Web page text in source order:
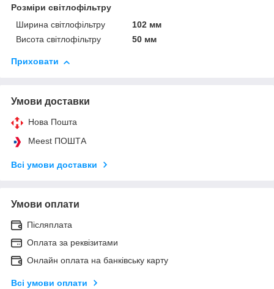
Розміри світлофільтру
Ширина світлофільтру
102 мм
Висота світлофільтру
50 мм
Приховати
Умови доставки
Нова Пошта
Meest ПОШТА
Всі умови доставки
Умови оплати
Післяплата
Оплата за реквізитами
Онлайн оплата на банківську карту
Всі умови оплати